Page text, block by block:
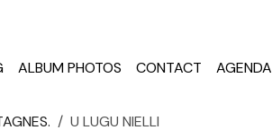
ALBUM PHOTOS CONTACT AGENDA
U LUGU NIELLI